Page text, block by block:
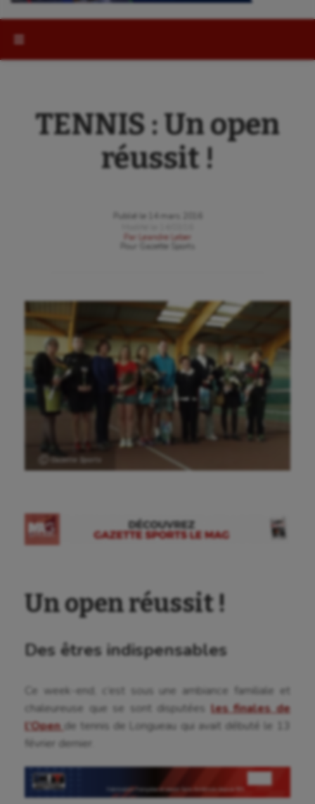
TENNIS : Un open
réussit !
Publié le
14 mars 2016
Par
Leandre Leber
Gazette Sports
Ⓒ Gazette Sports
Un open réussit !
Des êtres indispensables
Ce week-end, c’est sous une ambiance familiale et
chaleureuse que se sont disputées les finales de
l’Open de tennis de Longueau qui avait débuté le 13
février dernier.